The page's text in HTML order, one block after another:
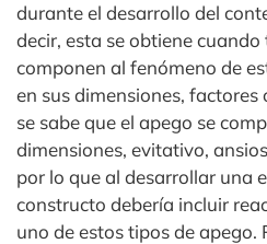
durante el desarrollo del
decir, esta se obtiene
componen al fenómeno de
en sus dimensiones, factores
se sabe que el apego se
dimensiones, evitativo,
por lo que al desarrollar una
constructo debería incluir
uno de estos tipos de apego.